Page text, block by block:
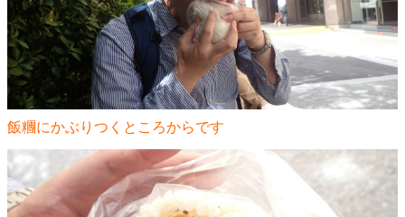
飯糰にかぶりつくところからです